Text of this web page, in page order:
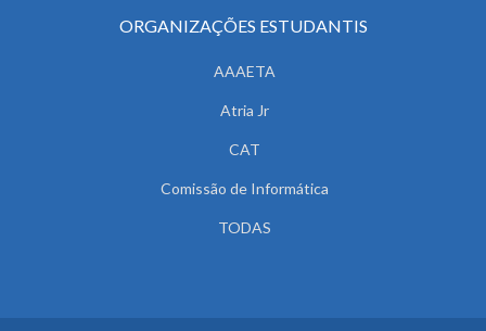
ORGANIZAÇÕES ESTUDANTIS
AAAETA
Atria Jr
CAT
Comissão de Informática
TODAS